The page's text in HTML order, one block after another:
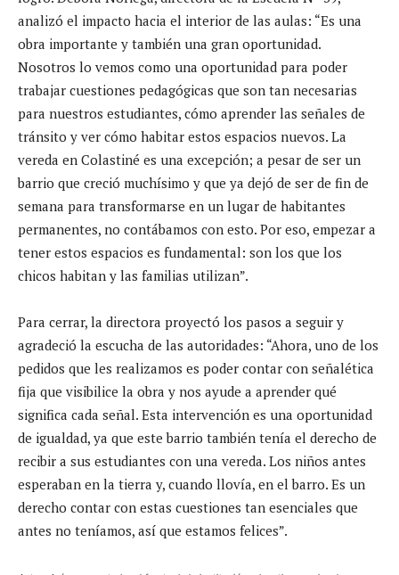
analizó el impacto hacia el interior de las aulas: “Es una
obra importante y también una gran oportunidad.
Nosotros lo vemos como una oportunidad para poder
trabajar cuestiones pedagógicas que son tan necesarias
para nuestros estudiantes, cómo aprender las señales de
tránsito y ver cómo habitar estos espacios nuevos. La
vereda en Colastiné es una excepción; a pesar de ser un
barrio que creció muchísimo y que ya dejó de ser de fin de
semana para transformarse en un lugar de habitantes
permanentes, no contábamos con esto. Por eso, empezar a
tener estos espacios es fundamental: son los que los
chicos habitan y las familias utilizan”.
Para cerrar, la directora proyectó los pasos a seguir y
agradeció la escucha de las autoridades: “Ahora, uno de los
pedidos que les realizamos es poder contar con señalética
fija que visibilice la obra y nos ayude a aprender qué
significa cada señal. Esta intervención es una oportunidad
de igualdad, ya que este barrio también tenía el derecho de
recibir a sus estudiantes con una vereda. Los niños antes
esperaban en la tierra y, cuando llovía, en el barro. Es un
derecho contar con estas cuestiones tan esenciales que
antes no teníamos, así que estamos felices”.